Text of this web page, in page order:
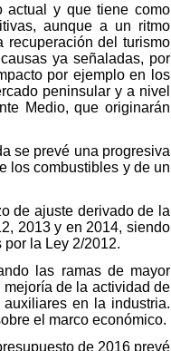
actual y que tiene como
aunque a un ritmo
recuperación del turismo
ya señaladas, por
por ejemplo en los
peninsular y a nivel
Medio, que originarán
se prevé una progresiva
los combustibles y de un
de ajuste derivado de la
2013 y en 2014, siendo
la Ley 2/2012.
las ramas de mayor
de la actividad de
en la industria.
el marco económico.
de 2016 prevé